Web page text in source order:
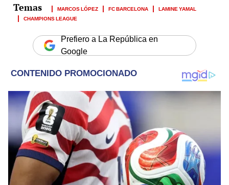
MARCOS LÓPEZ FC BARCELONA
LAMINE YAMAL
CHAMPIONS LEAGUE
Prefiero a La República en
Google